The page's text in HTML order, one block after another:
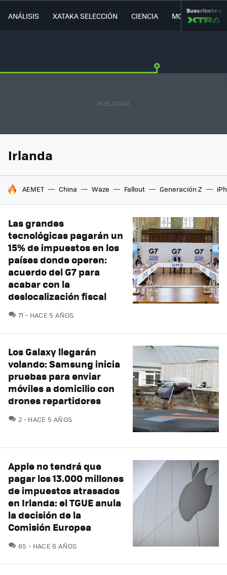
ANÁLISIS XATAKA SELECCIÓN CIENCIA MOVILIDAD
Suscríbete a
Irlanda
HOY SE HABLA DE
AEMET China Waze Fallout Generación Z
Las grandes
tecnológicas pagarán un
15% de impuestos en los
países donde operen:
acuerdo del G7 para
acabar con la
deslocalización fiscal
71 COMENTARIOS
HACE 5 AÑOS
Los Galaxy llegarán
volando: Samsung inicia
pruebas para enviar
móviles a domicilio con
drones repartidores
2 COMENTARIOS
HACE 5 AÑOS
Apple no tendrá que
pagar los 13.000 millones
de impuestos atrasados
en Irlanda: el TGUE anula
la decisión de la
Comisión Europea
65 COMENTARIOS
HACE 6 AÑOS